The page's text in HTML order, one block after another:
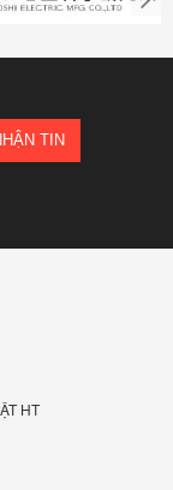
TIN
HT